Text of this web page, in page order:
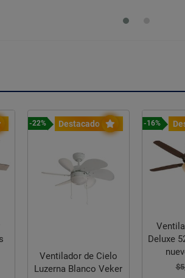
Destacado
-22%
Ventilador de Cielo
Luzerna Blanco Veker
-16%
Deluxe